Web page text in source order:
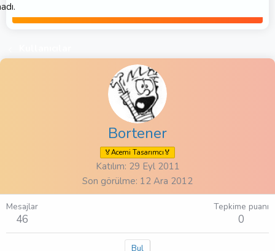
Bortener
🏅Acemi Tasarımcı🏅
Katılım 29 Eyl 2011
Son görülme 12 Ara 2012
Mesajlar
46
Tepkime puanı
0
Bul